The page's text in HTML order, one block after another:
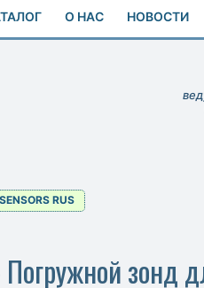
О НАС НОВОСТИ
RUS
зонд